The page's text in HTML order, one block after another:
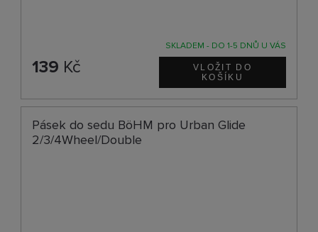
SKLADEM - DO 1-5 DNŮ U VÁS
139 Kč
Pásek do sedu BöHM pro Urban Glide
2/3/4Wheel/Double